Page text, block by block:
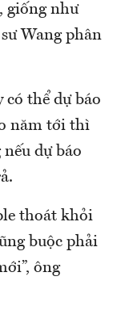
giống như
Wang phân
có thể dự báo
năm tới thì
dự báo
thoát khỏi
buộc phải
ông